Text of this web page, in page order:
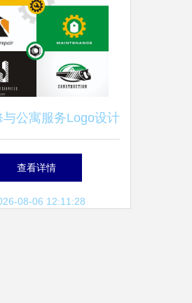
与公寓服务Logo设计
安装维护的视觉符号
与创意元素
查看详情
08-06 12:11:28